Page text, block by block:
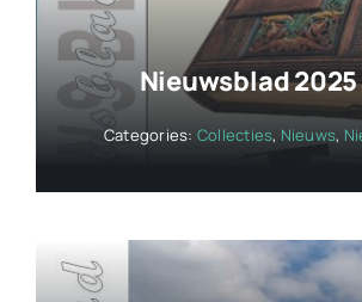
Nieuwsblad 2025
Categories: Collecties, Nieuws,